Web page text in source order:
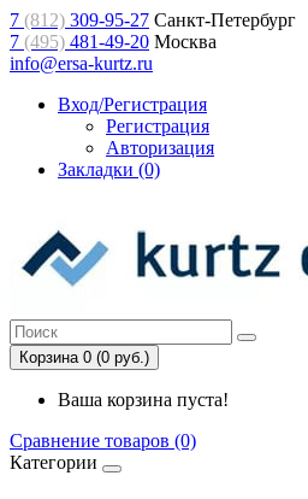
7 (812) 309-95-27 Санкт-Петербург
7 (495) 481-49-20 Москва
info@ersa-kurtz.ru
Вход/Регистрация
Регистрация
Авторизация
Закладки (0)
Корзина 0 (0 руб.)
Ваша корзина пуста!
Сравнение товаров (0)
Категории